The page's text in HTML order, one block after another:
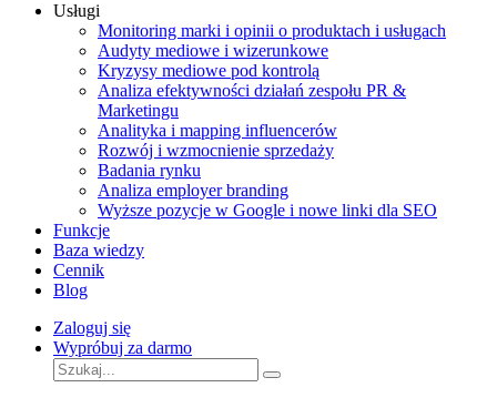
Usługi
Monitoring marki i opinii o produktach i usługach
Audyty mediowe i wizerunkowe
Kryzysy mediowe pod kontrolą
Analiza efektywności działań zespołu PR &
Marketingu
Analityka i mapping influencerów
Rozwój i wzmocnienie sprzedaży
Badania rynku
Analiza employer branding
Wyższe pozycje w Google i nowe linki dla SEO
Funkcje
Baza wiedzy
Cennik
Blog
Zaloguj się
Wypróbuj za darmo